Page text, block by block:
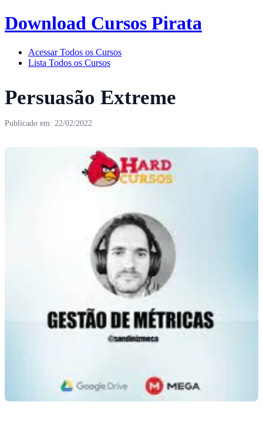
Download Cursos Pirata
Acessar Todos os Cursos
Lista Todos os Cursos
Persuasão Extreme
Publicado em: 22/02/2022